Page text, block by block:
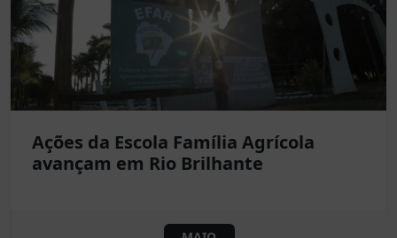
Ações da Escola Família Agrícola
avançam em Rio Brilhante